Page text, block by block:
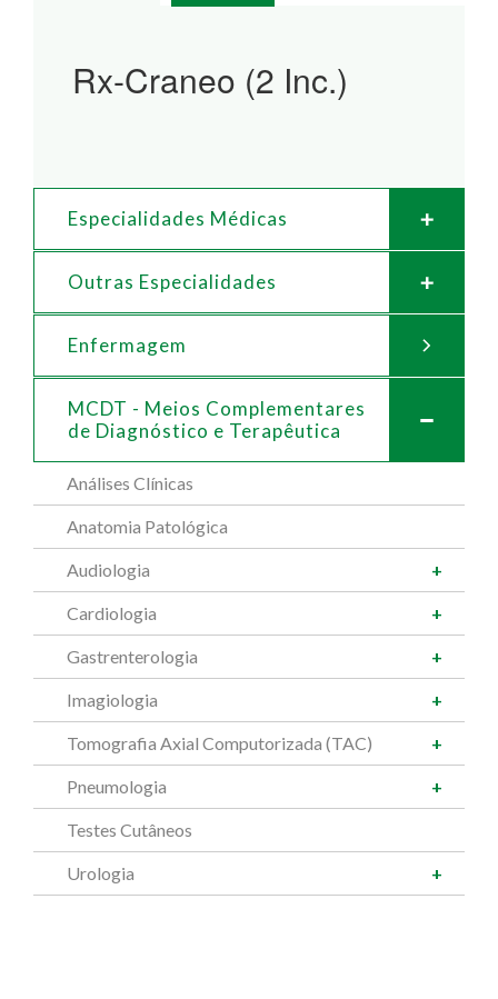
Rx-Craneo (2 Inc.)
Especialidades Médicas
Outras Especialidades
Enfermagem
MCDT - Meios Complementares
de Diagnóstico e Terapêutica
Análises Clínicas
Anatomia Patológica
Audiologia
Cardiologia
Gastrenterologia
Imagiologia
Tomografia Axial Computorizada (TAC)
Pneumologia
Testes Cutâneos
Urologia